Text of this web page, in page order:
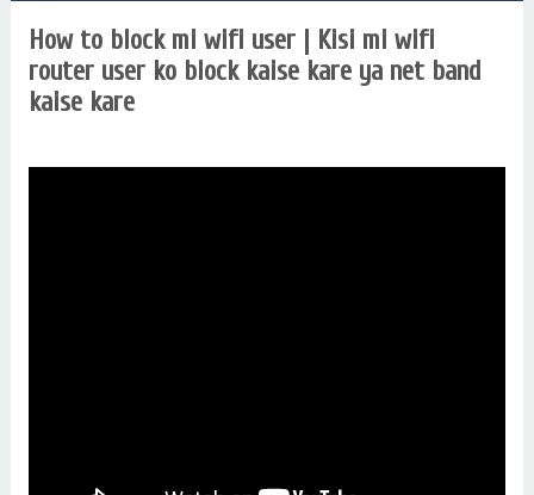
How to block mi wifi user | Kisi mi wifi
router user ko block kaise kare ya net band
kaise kare